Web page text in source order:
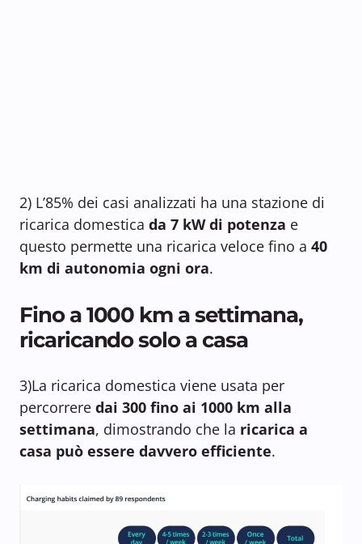
2) L’85% dei casi analizzati ha una stazione di
ricarica domestica da 7 kW di potenza e
questo permette una ricarica veloce fino a 40
km di autonomia ogni ora.
Fino a 1000 km a settimana,
ricaricando solo a casa
3)La ricarica domestica viene usata per
percorrere dai 300 fino ai 1000 km alla
settimana, dimostrando che la ricarica a
casa può essere davvero efficiente.